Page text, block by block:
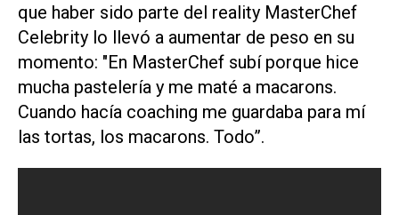
que haber sido parte del reality MasterChef
Celebrity lo llevó a aumentar de peso en su
momento: "En MasterChef subí porque hice
mucha pastelería y me maté a macarons.
Cuando hacía coaching me guardaba para mí
las tortas, los macarons. Todo”.